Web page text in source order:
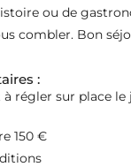
ou de
combler. Bon
:
régler sur place le
150 €